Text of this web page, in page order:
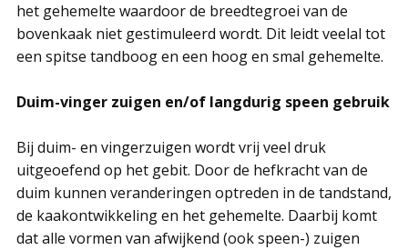
het gehemelte waardoor de breedtegroei van de
bovenkaak niet gestimuleerd wordt. Dit leidt veelal tot
een spitse tandboog en een hoog en smal gehemelte.
Duim-vinger zuigen en/of langdurig speen gebruik
Bij duim- en vingerzuigen wordt vrij veel druk
uitgeoefend op het gebit. Door de hefkracht van de
duim kunnen veranderingen optreden in de tandstand,
de kaakontwikkeling en het gehemelte. Daarbij komt
dat alle vormen van afwijkend (ook speen-) zuigen